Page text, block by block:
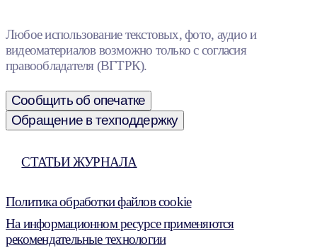
Любое использование текстовых, фото, аудио и
видеоматериалов возможно только с согласия
правообладателя (ВГТРК).
Сообщить об опечатке
Обращение в техподдержку
СТАТЬИ ЖУРНАЛА
Политика обработки файлов cookie
На информационном ресурсе применяются
рекомендательные технологии